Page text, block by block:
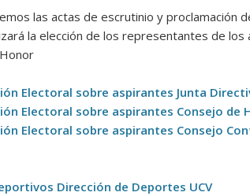
las actas de escrutinio y proclamación
la elección de los representantes de los
Electoral sobre aspirantes Junta
Electoral sobre aspirantes Consejo de
Electoral sobre aspirantes Consejo
Dirección de Deportes UCV